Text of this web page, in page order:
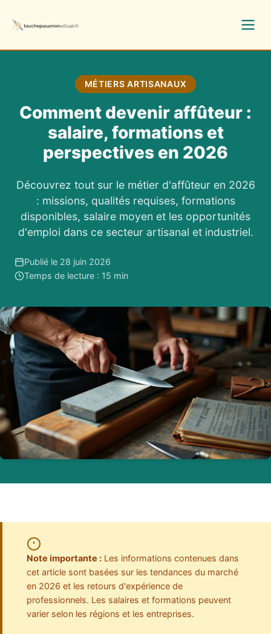
MÉTIERS ARTISANAUX
Comment devenir affûteur :
salaire, formations et
perspectives en 2026
Découvrez tout sur le métier d'affûteur en 2026
: missions, qualités requises, formations
disponibles, salaire moyen et les opportunités
d'emploi dans ce secteur artisanal et industriel.
Publié le 28 juin 2026
Temps de lecture : 15 min
Note importante : Les informations contenues dans
cet article sont basées sur les tendances du marché
en 2026 et les retours d'expérience de
professionnels. Les salaires et formations peuvent
varier selon les régions et les entreprises.